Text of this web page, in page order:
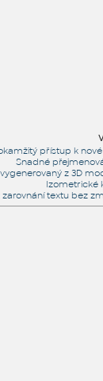
přístup k
Snadné
z 3D
Izometrické
zarovnání textu bez